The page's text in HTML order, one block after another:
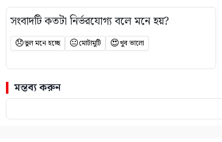
সংবাদটি কতটা নির্ভরযোগ্য বলে মনে হয়?
😞ভুল মনে হচ্ছে 😐মোটামুটি 😍খুব ভালো
মন্তব্য করুন